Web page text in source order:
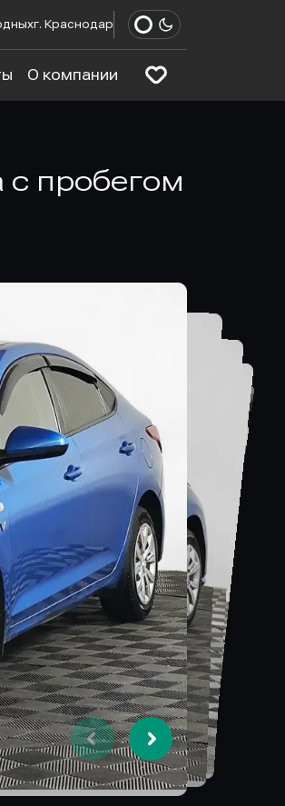
г. Краснодар
О компании
с пробегом